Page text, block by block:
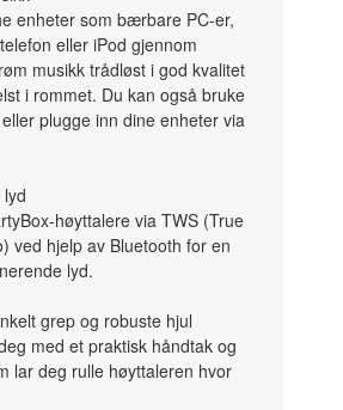
enheter som bærbare PC-er,
eller iPod gjennom
musikk trådløst i god kvalitet
i rommet. Du kan også bruke
plugge inn dine enheter via
høyttalere via TWS (True
ved hjelp av Bluetooth for en
lyd.
grep og robuste hjul
med et praktisk håndtak og
lar deg rulle høyttaleren hvor